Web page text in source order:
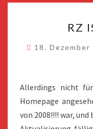
RZ
18. Dezember
Allerdings nicht
Homepage
von 2008!!!! war,